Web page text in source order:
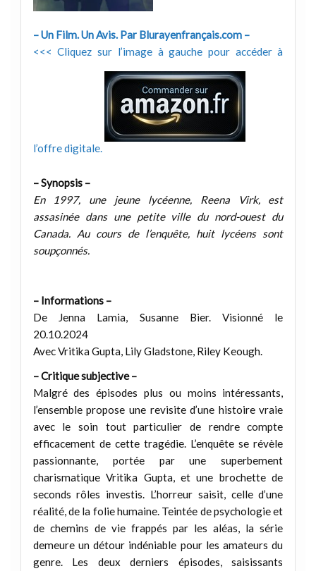
– Un Film. Un Avis. Par Blurayenfrançais.com –
<<< Cliquez sur l’image à gauche pour accéder à
l’offre digitale.
– Synopsis –
En 1997, une jeune lycéenne, Reena Virk, est
assasinée dans une petite ville du nord-ouest du
Canada. Au cours de l’enquête, huit lycéens sont
soupçonnés.
– Informations –
De Jenna Lamia, Susanne Bier. Visionné le
20.10.2024
Avec Vritika Gupta, Lily Gladstone, Riley Keough.
– Critique subjective –
Malgré des épisodes plus ou moins intéressants,
l’ensemble propose une revisite d’une histoire vraie
avec le soin tout particulier de rendre compte
efficacement de cette tragédie. L’enquête se révèle
passionnante, portée par une superbement
charismatique Vritika Gupta, et une brochette de
seconds rôles investis. L’horreur saisit, celle d’une
réalité, de la folie humaine. Teintée de psychologie et
de chemins de vie frappés par les aléas, la série
demeure un détour indéniable pour les amateurs du
genre. Les deux derniers épisodes, saisissants